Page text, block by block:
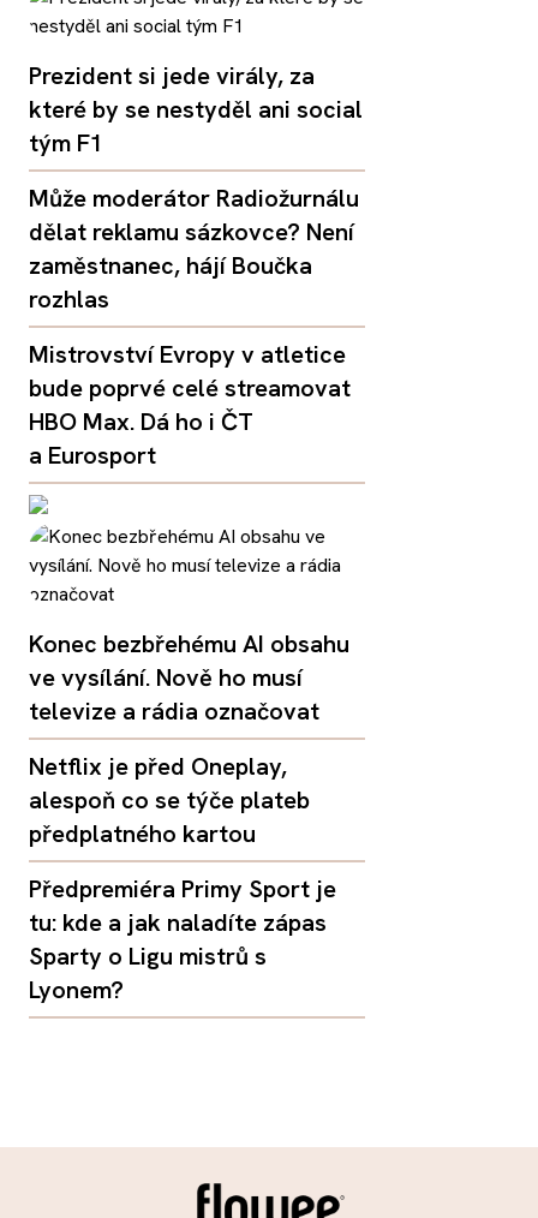
Prezident si jede virály, za
které by se nestyděl ani social
tým F1
Může moderátor Radiožurnálu
dělat reklamu sázkovce? Není
zaměstnanec, hájí Boučka
rozhlas
Mistrovství Evropy v atletice
bude poprvé celé streamovat
HBO Max. Dá ho i ČT
a Eurosport
Konec bezbřehému AI obsahu
ve vysílání. Nově ho musí
televize a rádia označovat
Netflix je před Oneplay,
alespoň co se týče plateb
předplatného kartou
Předpremiéra Primy Sport je
tu: kde a jak naladíte zápas
Sparty o Ligu mistrů s
Lyonem?